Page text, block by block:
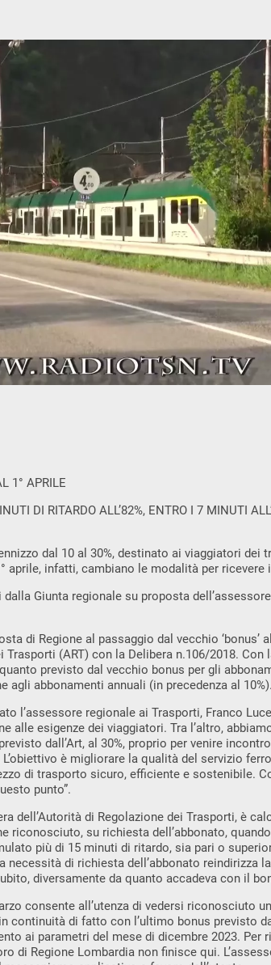
1° APRILE
DI RITARDO ALL’82%, ENTRO I 7 MINUTI
dal 10 al 30%, destinato ai viaggiatori dei
aprile, infatti, cambiano le modalità per ricevere
Giunta regionale su proposta
di Regione al passaggio dal vecchio ‘bonus’
(ART) con la Delibera n.106/2018. Con
previsto dal vecchio bonus per gli
agli abbonamenti annuali (in precedenza al 10%).
l’assessore regionale ai Trasporti, Franco
alle esigenze dei viaggiatori. Tra l’altro,
dall’Art, al 30%, proprio per venire
è migliorare la qualità del servizio
di trasporto sicuro, efficiente e sostenibile.
punto”.
dell’Autorità di Regolazione dei Trasporti, è
riconosciuto, su richiesta dell’abbonato,
più di 15 minuti di ritardo, sia pari o
necessità di richiesta dell’abbonato reindirizza
diversamente da quanto accadeva con il
consente all’utenza di vedersi riconosciuto
continuità di fatto con l’ultimo bonus previsto
ai parametri del mese di dicembre 2023. Per
di Regione Lombardia non finisce qui.